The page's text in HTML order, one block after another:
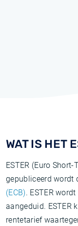
WAT IS HET
ESTER (Euro
gepubliceerd wordt
(ECB). ESTER
aangeduid. ESTER
rentetarief